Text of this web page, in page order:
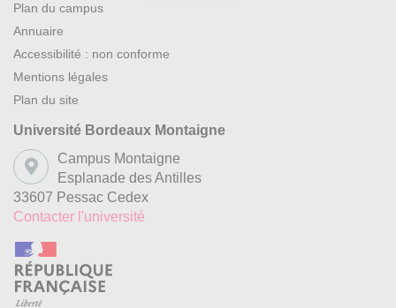
Plan du campus
Annuaire
Accessibilité : non conforme
Mentions légales
Plan du site
Université Bordeaux Montaigne
Campus Montaigne
Esplanade des Antilles
33607 Pessac Cedex
Contacter l'université